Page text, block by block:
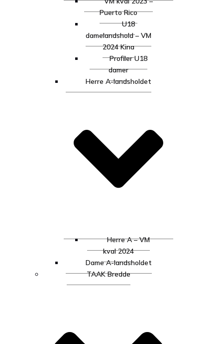
Puerto Rico
U18
damelandshold – VM
2024 Kina
Profiler U18
damer
Herre A-landsholdet
Herre A – VM
kval 2024
Dame A-landsholdet
TAAK Bredde